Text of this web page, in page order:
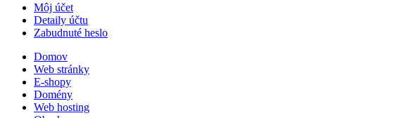
Môj účet
Detaily účtu
Zabudnuté heslo
Domov
Web stránky
E-shopy
Domény
Web hosting